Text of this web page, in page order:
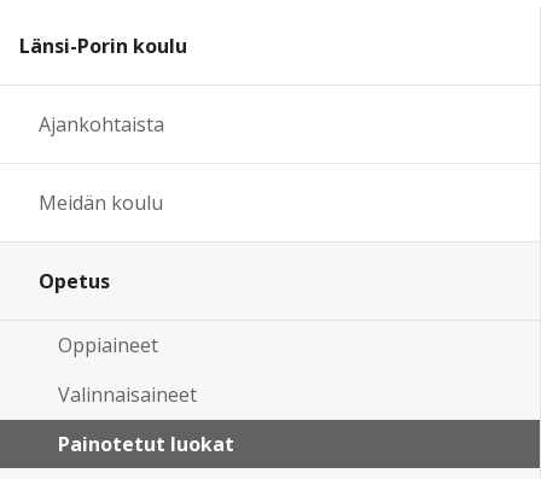
Länsi-Porin koulu
Ajankohtaista
Meidän koulu
Opetus
Oppiaineet
Valinnaisaineet
Painotetut luokat